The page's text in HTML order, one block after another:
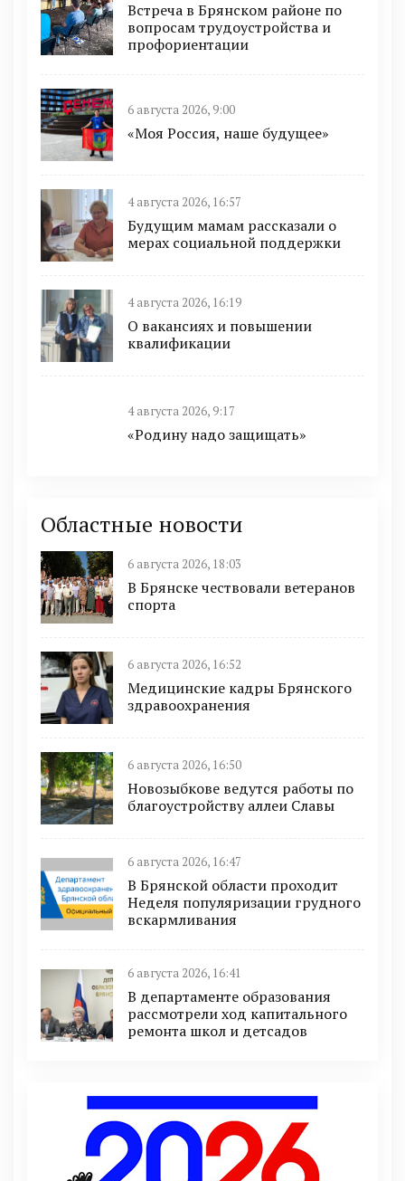
Встреча в Брянском районе по
вопросам трудоустройства и
профориентации
6 августа 2026, 9:00
«Моя Россия, наше будущее»
4 августа 2026, 16:57
Будущим мамам рассказали о
мерах социальной поддержки
4 августа 2026, 16:19
О вакансиях и повышении
квалификации
4 августа 2026, 9:17
«Родину надо защищать»
Областные новости
6 августа 2026, 18:03
В Брянске чествовали ветеранов
спорта
6 августа 2026, 16:52
Медицинские кадры Брянского
здравоохранения
6 августа 2026, 16:50
Новозыбкове ведутся работы по
благоустройству аллеи Славы
6 августа 2026, 16:47
В Брянской области проходит
Неделя популяризации грудного
вскармливания
6 августа 2026, 16:41
В департаменте образования
рассмотрели ход капитального
ремонта школ и детсадов